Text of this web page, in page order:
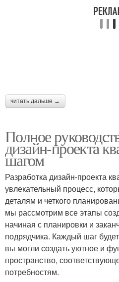
читать дальше →
Полное
дизайн-проекта
шагом
Разработка дизайн-проекта
увлекательный процесс,
деталям и четкого
мы рассмотрим все этапы
начиная с планировки и
подрядчика. Каждый шаг
вы могли создать уютное и
пространство,
потребностям.